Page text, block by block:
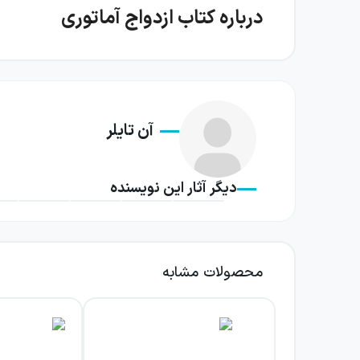
درباره کتاب ازدواج آماتوری
پائولین با روحیه‌ای خیال‌پرداز و جسور،
این دوگانگی فقط اختلافی ساده میان زن و
بسیاری از زوج‌ها در آغاز زندگی مشترک ناشی‌اند،
می‌رسد که جامعه آمریکا دستخوش تغییر است.
یکی از ویژگی‌های مهم کتاب، فاصله میان
آن تایلر
دیگر آثار این نویسنده
محصولات مشابه